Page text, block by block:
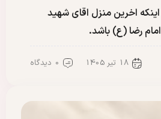
اینکه اخرین منزل اقای شهید
رضا (ع) باشد.
18 تیر 1405 0 دیدگاه